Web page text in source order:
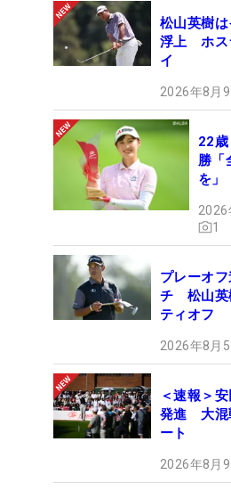
松山英樹
浮上 ホス
イ
2026年8月
22歳
勝「
を」
2026
1
プレーオ
チ 松山英
ティオフ
2026年8月
＜速報＞
発進 大混
ート
2026年8月